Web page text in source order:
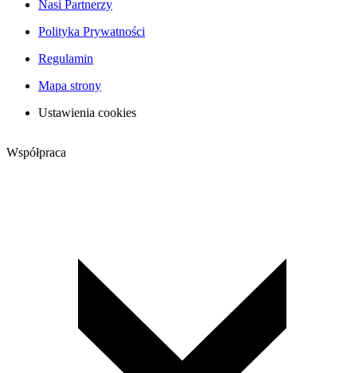
Nasi Partnerzy
Polityka Prywatności
Regulamin
Mapa strony
Ustawienia cookies
Współpraca